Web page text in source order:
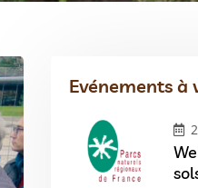
Evénements à